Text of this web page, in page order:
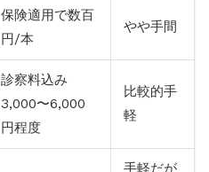
保険適用で数百
円/本
やや手間
診察料込み
3,000〜6,000
円程度
比較的手
軽
手軽だが